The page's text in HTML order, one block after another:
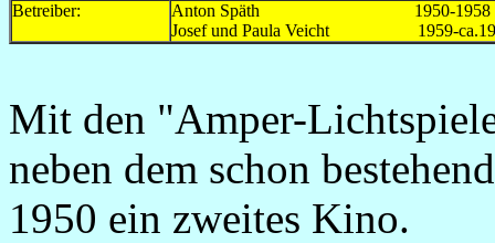
Betreiber:
Anton Späth 1950-1958
Josef und Paula Veicht 1959-
Mit den "Amper-
neben dem schon
1950 ein zweites Kino.